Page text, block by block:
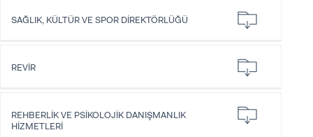
SAĞLIK, KÜLTÜR VE SPOR DİREKTÖRLÜĞÜ
REVİR
REHBERLİK VE PSİKOLOJİK DANIŞMANLIK
HİZMETLERİ